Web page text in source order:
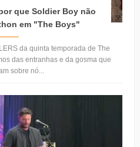
que Soldier Boy não
em "The Boys"
da quinta temporada de The
das entranhas e da gosma que
sobre nó...